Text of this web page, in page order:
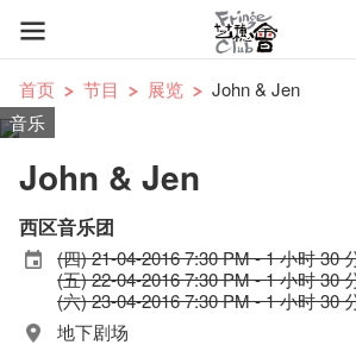
首页 节目 展览
John & Jen
音乐
John & Jen
西区音乐团
(四) 21-04-2016 7:30 PM - 1 小时 30
(五) 22-04-2016 7:30 PM - 1 小时 30
(六) 23-04-2016 7:30 PM - 1 小时 30
地下剧场